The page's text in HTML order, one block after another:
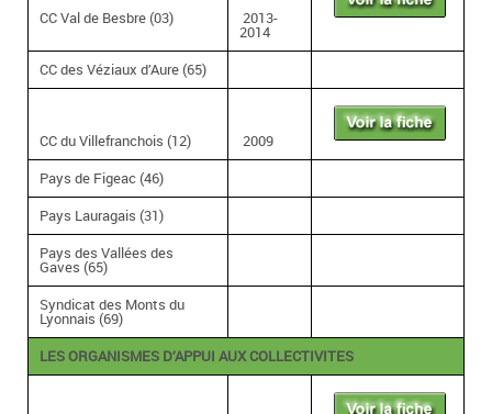
CC Val de Besbre (03) 2013-
2014
CC des Véziaux d’Aure (65)
CC du Villefranchois (12)
2009
Pays de Figeac (46)
Pays Lauragais (31)
Pays des Vallées des
Gaves (65)
Syndicat des Monts du
Lyonnais (69)
LES ORGANISMES D’APPUI AUX COLLECTIVITES